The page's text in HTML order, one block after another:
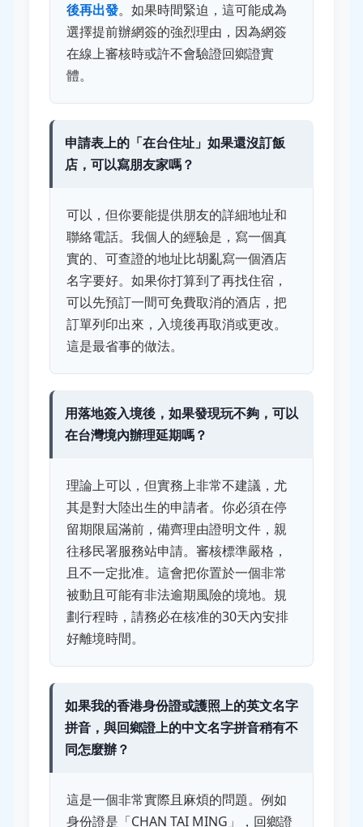
後再出發。如果時間緊迫，這可能成為
選擇提前辦網簽的強烈理由，因為網簽
在線上審核時或許不會驗證回鄉證實
體。
申請表上的「在台住址」如果還沒訂飯
店，可以寫朋友家嗎？
可以，但你要能提供朋友的詳細地址和
聯絡電話。我個人的經驗是，寫一個真
實的、可查證的地址比胡亂寫一個酒店
名字要好。如果你打算到了再找住宿，
可以先預訂一間可免費取消的酒店，把
訂單列印出來，入境後再取消或更改。
這是最省事的做法。
用落地簽入境後，如果發現玩不夠，可以
在台灣境內辦理延期嗎？
理論上可以，但實務上非常不建議，尤
其是對大陸出生的申請者。你必須在停
留期限屆滿前，備齊理由證明文件，親
往移民署服務站申請。審核標準嚴格，
且不一定批准。這會把你置於一個非常
被動且可能有非法逾期風險的境地。規
劃行程時，請務必在核准的30天內安排
好離境時間。
如果我的香港身份證或護照上的英文名字
拼音，與回鄉證上的中文名字拼音稍有不
同怎麼辦？
這是一個非常實際且麻煩的問題。例如
身份證是「CHAN TAI MING」，回鄉證